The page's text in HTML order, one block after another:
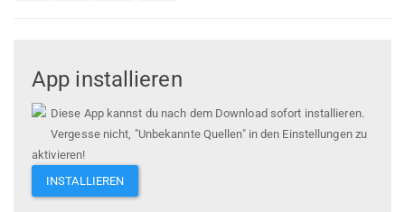
App installieren
Diese App kannst du nach dem Download sofort installieren.
Vergesse nicht, "Unbekannte Quellen" in den Einstellungen zu
aktivieren!
INSTALLIEREN